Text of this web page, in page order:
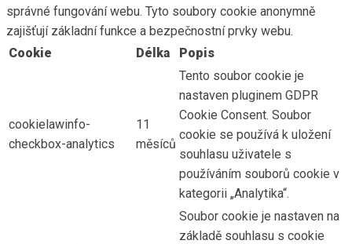
správné fungování webu. Tyto soubory cookie anonymně
zajišťují základní funkce a bezpečnostní prvky webu.
Cookie
Délka Popis
cookielawinfo-
checkbox-analytics
11
měsíců
Tento soubor cookie je
nastaven pluginem GDPR
Cookie Consent. Soubor
cookie se používá k uložení
souhlasu uživatele s
používáním souborů cookie v
kategorii „Analytika“.
Soubor cookie je nastaven na
základě souhlasu s cookie